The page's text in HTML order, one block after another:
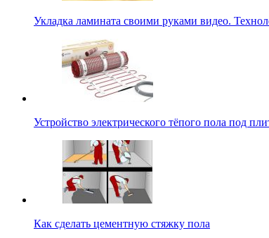
Укладка ламината своими руками видео.
Устройство электрического тёпого пола под
Как сделать цементную стяжку пола